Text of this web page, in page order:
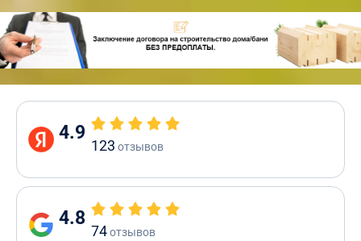
4.9
123 отзывов
4.8
74отзывов